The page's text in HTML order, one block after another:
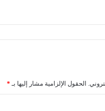
الحقول الإلزامية مشار إليها بـ *